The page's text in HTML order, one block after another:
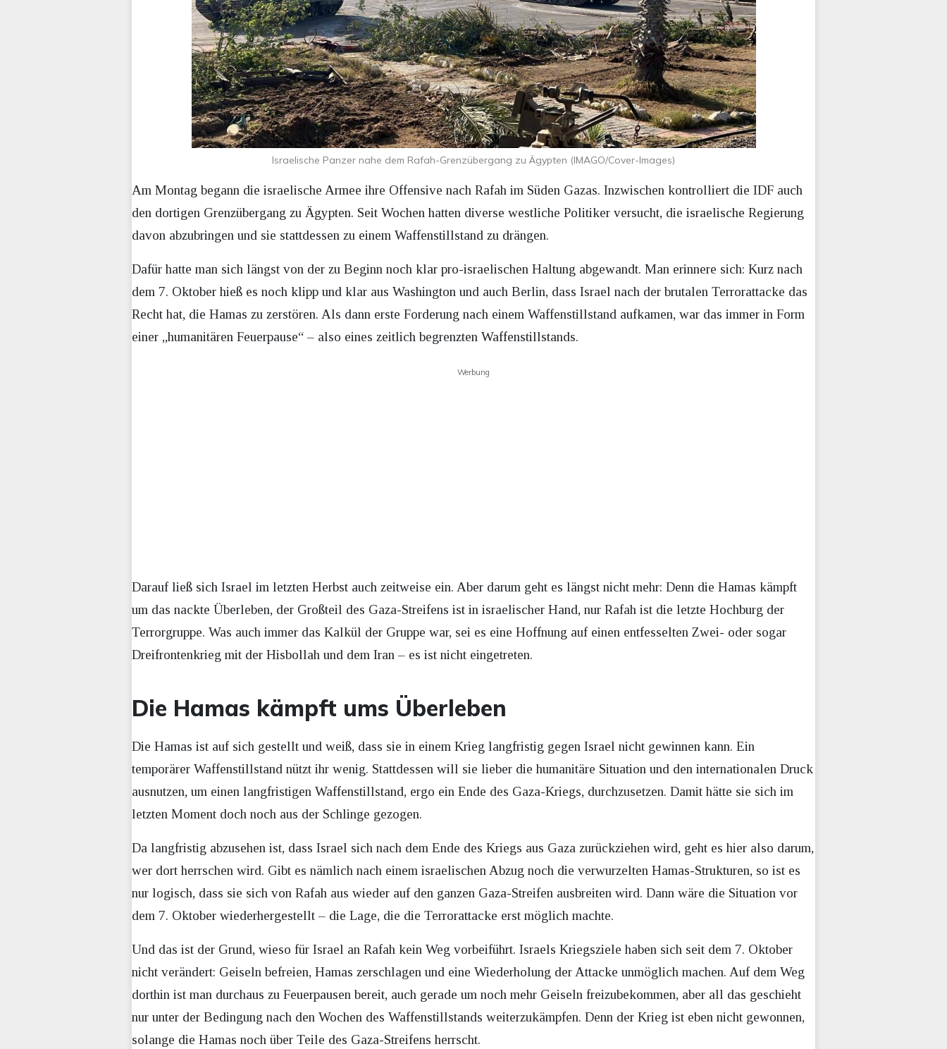
Israelische Panzer nahe dem Rafah-Grenzübergang zu Ägypten (IMAGO/Cover-Images)
Am Montag begann die israelische Armee ihre Offensive nach Rafah im Süden Gazas. Inzwischen kontrolliert die IDF auch
den dortigen Grenzübergang zu Ägypten. Seit Wochen hatten diverse westliche Politiker versucht, die israelische Regierung
davon abzubringen und sie stattdessen zu einem Waffenstillstand zu drängen.
Dafür hatte man sich längst von der zu Beginn noch klar pro-israelischen Haltung abgewandt. Man erinnere sich: Kurz nach
dem 7. Oktober hieß es noch klipp und klar aus Washington und auch Berlin, dass Israel nach der brutalen Terrorattacke das
Recht hat, die Hamas zu zerstören. Als dann erste Forderung nach einem Waffenstillstand aufkamen, war das immer in Form
einer „humanitären Feuerpause“ – also eines zeitlich begrenzten Waffenstillstands.
Werbung
Darauf ließ sich Israel im letzten Herbst auch zeitweise ein. Aber darum geht es längst nicht mehr: Denn die Hamas kämpft
um das nackte Überleben, der Großteil des Gaza-Streifens ist in israelischer Hand, nur Rafah ist die letzte Hochburg der
Terrorgruppe. Was auch immer das Kalkül der Gruppe war, sei es eine Hoffnung auf einen entfesselten Zwei- oder sogar
Dreifrontenkrieg mit der Hisbollah und dem Iran – es ist nicht eingetreten.
Die Hamas kämpft ums Überleben
Die Hamas ist auf sich gestellt und weiß, dass sie in einem Krieg langfristig gegen Israel nicht gewinnen kann. Ein
temporärer Waffenstillstand nützt ihr wenig. Stattdessen will sie lieber die humanitäre Situation und den internationalen Druck
ausnutzen, um einen langfristigen Waffenstillstand, ergo ein Ende des Gaza-Kriegs, durchzusetzen. Damit hätte sie sich im
letzten Moment doch noch aus der Schlinge gezogen.
Da langfristig abzusehen ist, dass Israel sich nach dem Ende des Kriegs aus Gaza zurückziehen wird, geht es hier also darum,
wer dort herrschen wird. Gibt es nämlich nach einem israelischen Abzug noch die verwurzelten Hamas-Strukturen, so ist es
nur logisch, dass sie sich von Rafah aus wieder auf den ganzen Gaza-Streifen ausbreiten wird. Dann wäre die Situation vor
dem 7. Oktober wiederhergestellt – die Lage, die die Terrorattacke erst möglich machte.
Und das ist der Grund, wieso für Israel an Rafah kein Weg vorbeiführt. Israels Kriegsziele haben sich seit dem 7. Oktober
nicht verändert: Geiseln befreien, Hamas zerschlagen und eine Wiederholung der Attacke unmöglich machen. Auf dem Weg
dorthin ist man durchaus zu Feuerpausen bereit, auch gerade um noch mehr Geiseln freizubekommen, aber all das geschieht
nur unter der Bedingung nach den Wochen des Waffenstillstands weiterzukämpfen. Denn der Krieg ist eben nicht gewonnen,
solange die Hamas noch über Teile des Gaza-Streifens herrscht.